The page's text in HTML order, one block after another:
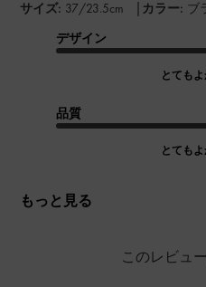
サイズ: 37/23.5cm | カラー: ブ
デザイン
とても
品質
とても
もっと見る
このレビュ